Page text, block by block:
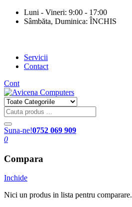
Luni - Vineri: 9:00 - 17:00
Sâmbăta, Duminica: ÎNCHIS
Servicii
Contact
Cont
Suna-ne!0752 069 909
0
Compara
Inchide
Nici un produs in lista pentru comparare.